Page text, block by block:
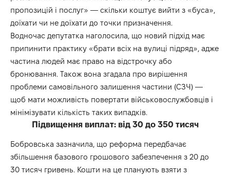
пропозицій і послуг» — скільки коштує вийти з «буса»,
доїхати чи не доїхати до точки призначення.
Водночас депутатка наголосила, що новий підхід має
припинити практику «брати всіх на вулиці підряд», адже
частина людей має право на відстрочку або
бронювання. Також вона згадала про вирішення
проблеми самовільного залишення частини (СЗЧ) —
щоб мати можливість повертати військовослужбовців і
мінімізувати кількість таких випадків.
Підвищення виплат: від 30 до 350 тисяч
Бобровська зазначила, що реформа передбачає
збільшення базового грошового забезпечення з 20 до
30 тисяч гривень. Кошти на це планують взяти з